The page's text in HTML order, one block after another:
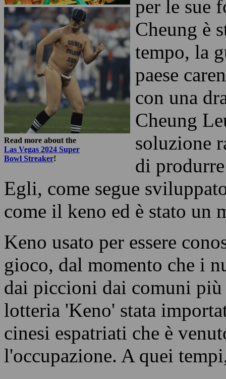
Read more about the
Las Vegas 2024 Super
Bowl Streaker!
utilizzata
per le sue
Cheung è
tempo, la
paese
con una
Cheung
soluzione
Egli, come segue
come il keno ed è stato un
Keno usato per essere
gioco, dal momento che i
dai piccioni dai comuni
lotteria 'Keno' stata